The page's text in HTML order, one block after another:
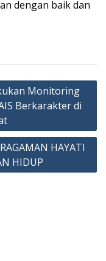
dengan baik dan
Monitoring
Berkarakter di
HAYATI
HIDUP